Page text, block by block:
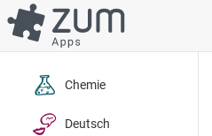
Direkt
zum
Inhalt
Chemie
Deutsch